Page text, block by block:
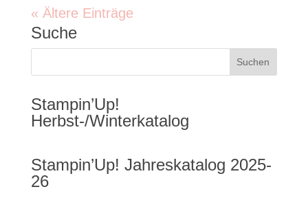
« Ältere Einträge
Suche
Stampin’Up!
Herbst-/Winterkatalog
Stampin’Up! Jahreskatalog 2025-
26